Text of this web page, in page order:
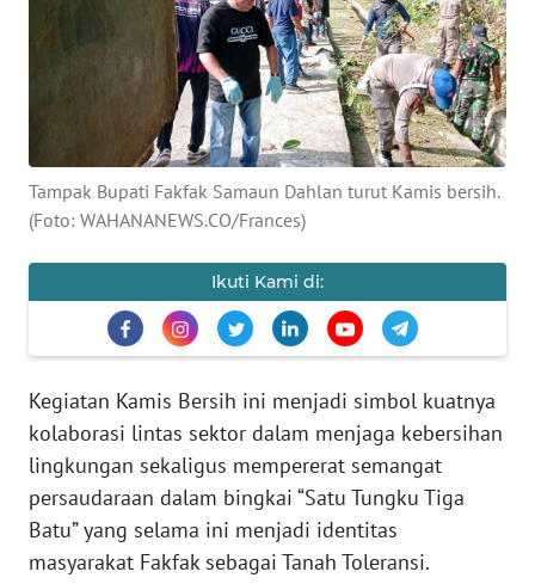
Tampak Bupati Fakfak Samaun Dahlan turut Kamis bersih.
(Foto: WAHANANEWS.CO/Frances)
Ikuti Kami di:
Kegiatan Kamis Bersih ini menjadi simbol kuatnya
kolaborasi lintas sektor dalam menjaga kebersihan
lingkungan sekaligus mempererat semangat
persaudaraan dalam bingkai “Satu Tungku Tiga
Batu” yang selama ini menjadi identitas
masyarakat Fakfak sebagai Tanah Toleransi.
INDEKS
INFO
TENTANG
PEDOMAN
MEDIA
SIBER
REDAKSI
KARIR